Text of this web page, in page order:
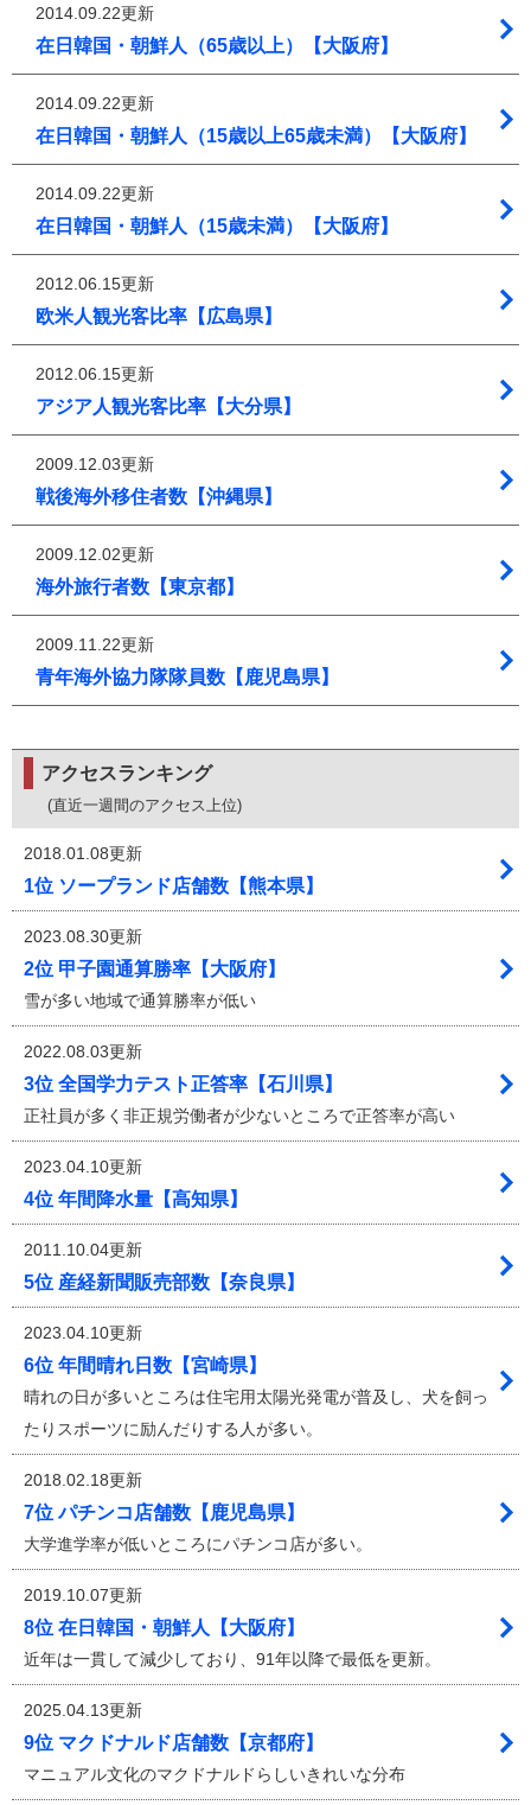
2014.09.22更新
在日韓国・朝鮮人（65歳以上）【大阪府】
2014.09.22更新
在日韓国・朝鮮人（15歳以上65歳未満）【大阪府】
2014.09.22更新
在日韓国・朝鮮人（15歳未満）【大阪府】
2012.06.15更新
欧米人観光客比率【広島県】
2012.06.15更新
アジア人観光客比率【大分県】
2009.12.03更新
戦後海外移住者数【沖縄県】
2009.12.02更新
海外旅行者数【東京都】
2009.11.22更新
青年海外協力隊隊員数【鹿児島県】
アクセスランキング
(直近一週間のアクセス上位)
2018.01.08更新
1位 ソープランド店舗数【熊本県】
2023.08.30更新
2位 甲子園通算勝率【大阪府】
雪が多い地域で通算勝率が低い
2022.08.03更新
3位 全国学力テスト正答率【石川県】
正社員が多く非正規労働者が少ないところで正答率が高い
2023.04.10更新
4位 年間降水量【高知県】
2011.10.04更新
5位 産経新聞販売部数【奈良県】
2023.04.10更新
6位 年間晴れ日数【宮崎県】
晴れの日が多いところは住宅用太陽光発電が普及し、犬を飼っ
たりスポーツに励んだりする人が多い。
2018.02.18更新
7位 パチンコ店舗数【鹿児島県】
大学進学率が低いところにパチンコ店が多い。
2019.10.07更新
8位 在日韓国・朝鮮人【大阪府】
近年は一貫して減少しており、91年以降で最低を更新。
2025.04.13更新
9位 マクドナルド店舗数【京都府】
マニュアル文化のマクドナルドらしいきれいな分布